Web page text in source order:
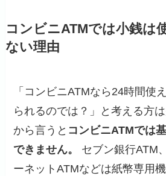
コンビニATMでは小銭は
ない理由
「コンビニATMなら24時間使
られるのでは？」と考える方
から言うと コンビニATMでは
できません。
セブン銀行ATM
ーネットATMなどは紙幣専用